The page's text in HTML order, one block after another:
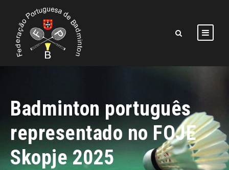
Badminton português
representado no FOJE
Skopje 2025